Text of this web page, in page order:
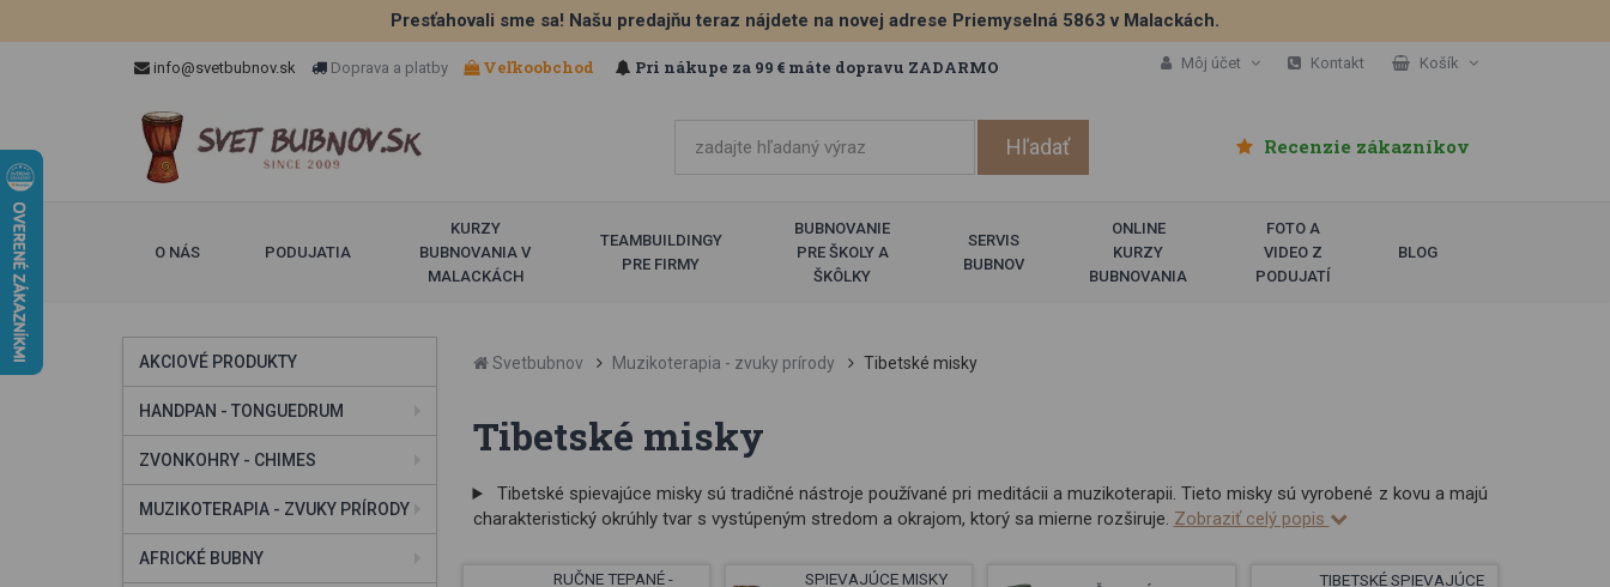
Presťahovali sme sa! Našu predajňu teraz nájdete na novej adrese Priemyselná 5863 v Malackách.
info@svetbubnov.sk Doprava a platby Veľkoobchod Pri nákupe za 99 € máte dopravu ZADARMO Môj účet Kontakt Košík
Recenzie zákazníkov
O NÁS PODUJATIA
KURZY
BUBNOVANIA V
MALACKÁCH
TEAMBUILDINGY
PRE FIRMY
BUBNOVANIE
PRE ŠKOLY A
ŠKÔLKY
SERVIS
BUBNOV
ONLINE
KURZY
BUBNOVANIA
FOTO A
VIDEO Z
PODUJATÍ
BLOG
AKCIOVÉ PRODUKTY
HANDPAN - TONGUEDRUM
ZVONKOHRY - CHIMES
MUZIKOTERAPIA - ZVUKY PRÍRODY
AFRICKÉ BUBNY
Svetbubnov Muzikoterapia - zvuky prírody Tibetské misky
Tibetské misky
Tibetské spievajúce misky sú tradičné nástroje používané pri meditácii a muzikoterapii. Tieto misky sú vyrobené z kovu a majú
charakteristický okrúhly tvar s vystúpeným stredom a okrajom, ktorý sa mierne rozširuje. Zobraziť celý popis
RUČNE TEPANÉ -
SPIEVAJÚCE MISKY
TIBETSKÉ SPIEVAJÚCE